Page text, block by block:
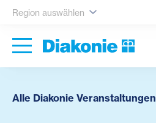
Region auswählen
Alle Diakonie Veranstaltungen